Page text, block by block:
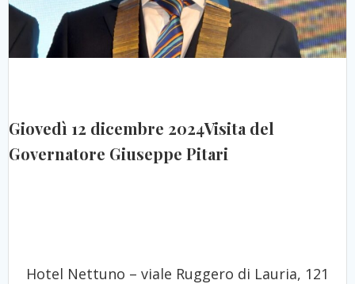
Giovedì 12 dicembre 2024Visita del
Governatore Giuseppe Pitari
Hotel Nettuno – viale Ruggero di Lauria, 121